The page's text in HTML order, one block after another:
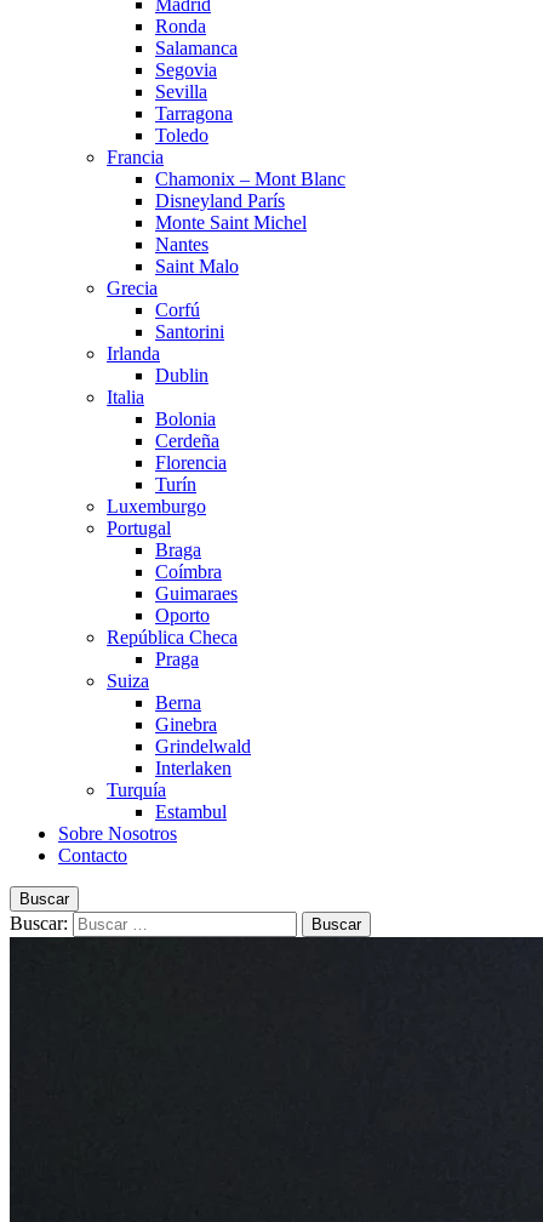
Ronda
Salamanca
Segovia
Sevilla
Tarragona
Toledo
Francia
Chamonix – Mont Blanc
Disneyland París
Monte Saint Michel
Nantes
Saint Malo
Grecia
Corfú
Santorini
Irlanda
Dublin
Italia
Bolonia
Cerdeña
Florencia
Turín
Luxemburgo
Portugal
Braga
Coímbra
Guimaraes
Oporto
República Checa
Praga
Suiza
Berna
Ginebra
Grindelwald
Interlaken
Turquía
Estambul
Sobre Nosotros
Contacto
Buscar
Buscar: